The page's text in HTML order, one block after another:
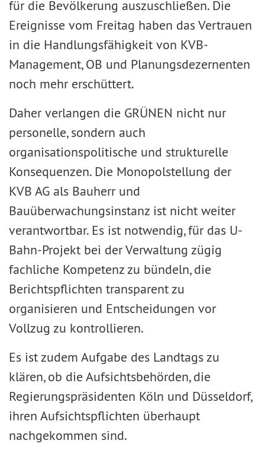
für die Bevölkerung auszuschließen. Die
Ereignisse vom Freitag haben das Vertrauen
in die Handlungsfähigkeit von KVB-
Management, OB und Planungsdezernenten
noch mehr erschüttert.
Daher verlangen die GRÜNEN nicht nur
personelle, sondern auch
organisationspolitische und strukturelle
Konsequenzen. Die Monopolstellung der
KVB AG als Bauherr und
Bauüberwachungsinstanz ist nicht weiter
verantwortbar. Es ist notwendig, für das U-
Bahn-Projekt bei der Verwaltung zügig
fachliche Kompetenz zu bündeln, die
Berichtspflichten transparent zu
organisieren und Entscheidungen vor
Vollzug zu kontrollieren.
Es ist zudem Aufgabe des Landtags zu
klären, ob die Aufsichtsbehörden, die
Regierungspräsidenten Köln und Düsseldorf,
ihren Aufsichtspflichten überhaupt
nachgekommen sind.